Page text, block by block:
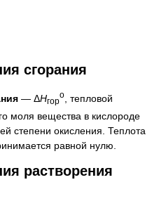
сгорания
— ΔHгор
о
, тепловой
моля вещества в кислороде
степени окисления. Теплота
равной нулю.
растворения